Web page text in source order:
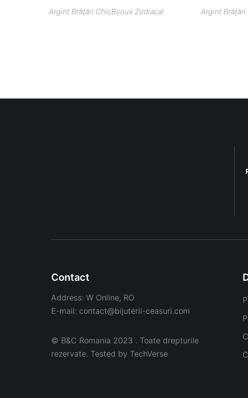
Argint Brățări ChicBijoux Zodiacal Argint Brățări
Contact
Address: W Online, RO
E-mail: contact@bijuterii-ceasuri.com
© B&C Romania 2023 . Toate drepturile
rezervate. Tested by TechVerse